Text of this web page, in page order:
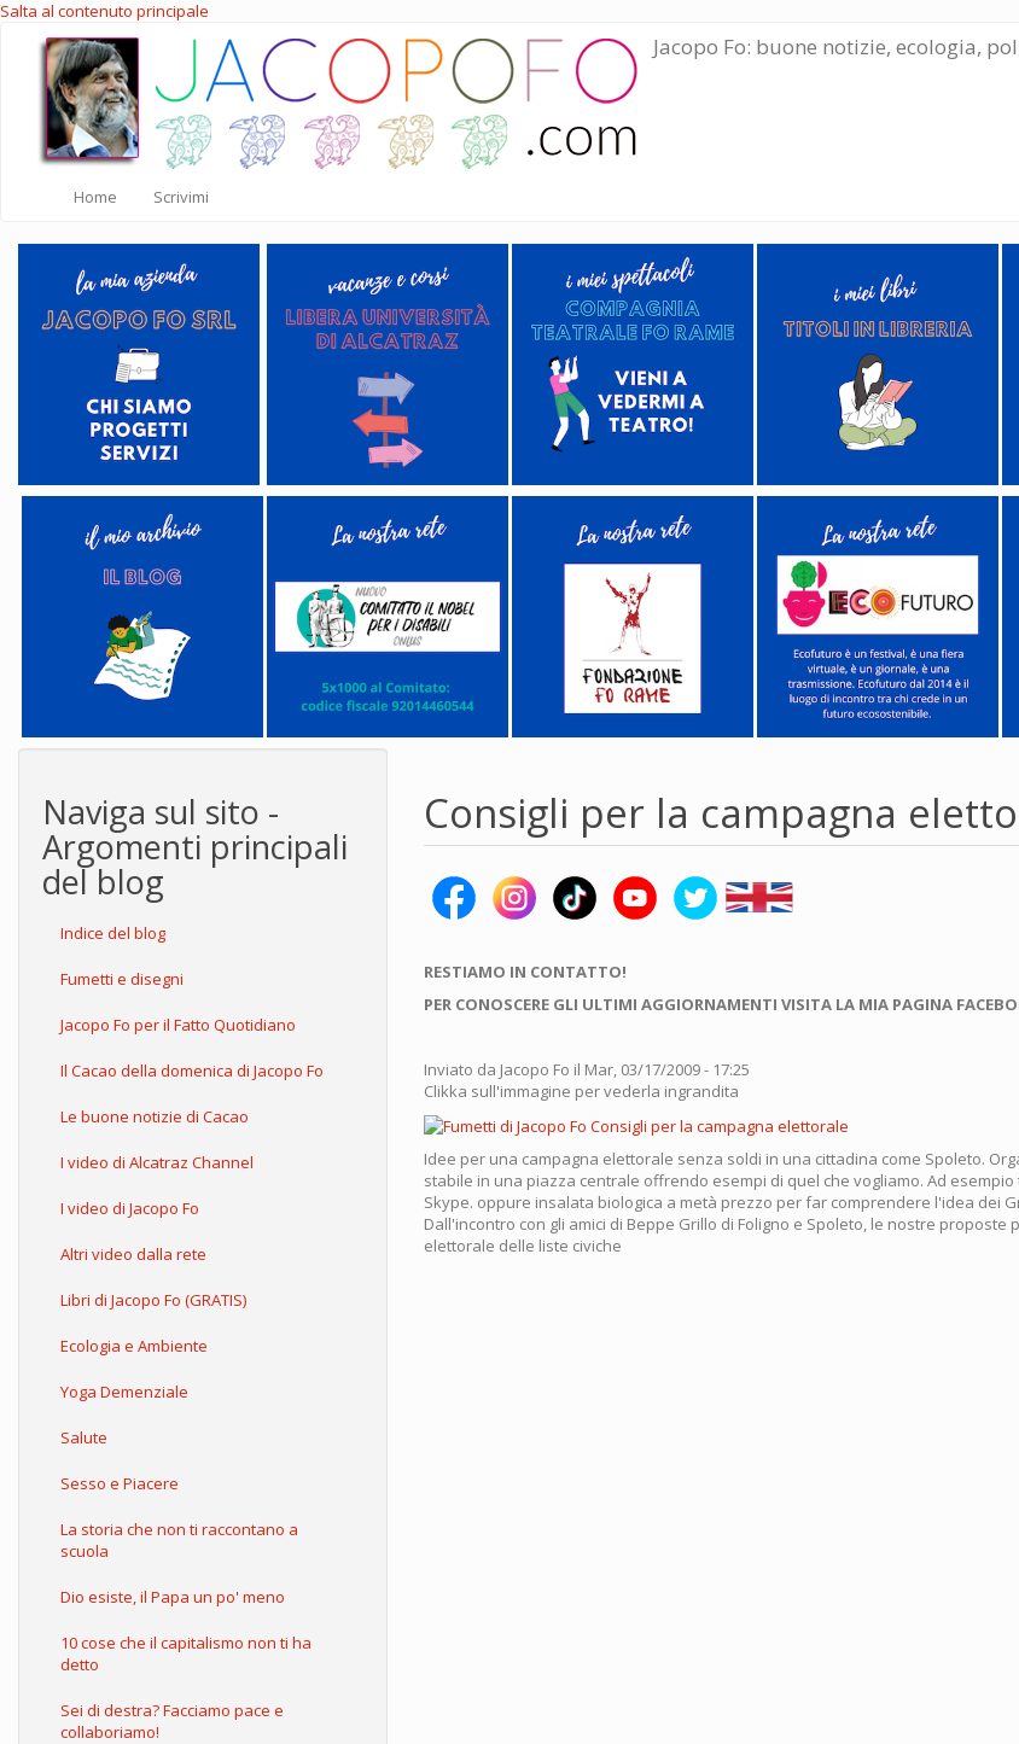
Salta al contenuto principale
Jacopo Fo: buone notizie, ecologia,
Home Scrivimi
Naviga sul sito -
Argomenti principali
del blog
Indice del blog
Fumetti e disegni
Jacopo Fo per il Fatto Quotidiano
Il Cacao della domenica di Jacopo Fo
Le buone notizie di Cacao
I video di Alcatraz Channel
I video di Jacopo Fo
Altri video dalla rete
Libri di Jacopo Fo (GRATIS)
Ecologia e Ambiente
Yoga Demenziale
Salute
Sesso e Piacere
La storia che non ti raccontano a
scuola
Dio esiste, il Papa un po' meno
10 cose che il capitalismo non ti ha
detto
Sei di destra? Facciamo pace e
collaboriamo!
Consigli per la campagna
RESTIAMO IN CONTATTO!
PER CONOSCERE GLI ULTIMI AGGIORNAMENTI VISITA LA MIA PAGINA
Inviato da Jacopo Fo il Mar, 03/17/2009 - 17:25
Clikka sull'immagine per vederla ingrandita
Idee per una campagna elettorale senza soldi in una cittadina come Spoleto.
stabile in una piazza centrale offrendo esempi di quel che vogliamo. Ad
Skype. oppure insalata biologica a metà prezzo per far comprendere l'idea dei
Dall'incontro con gli amici di Beppe Grillo di Foligno e Spoleto, le nostre proposte
elettorale delle liste civiche